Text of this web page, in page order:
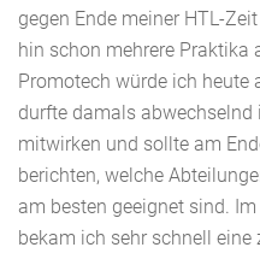
gegen Ende meiner HTL-
hin schon mehrere Praktika
Promotech würde ich heute
durfte damals abwechselnd
mitwirken und sollte am
berichten, welche
am besten geeignet sind.
bekam ich sehr schnell eine